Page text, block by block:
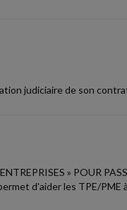
judiciaire de son
» POUR
d'aider les TPE/